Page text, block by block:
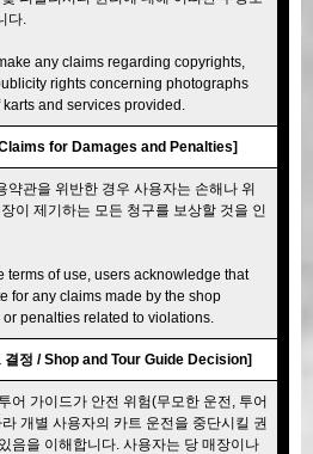
다.
any claims regarding copyrights,
rights concerning photographs
and services provided.
for Damages and Penalties]
약관을 위반한 경우 사용자는 손해나 위
이 제기하는 모든 청구를 보상할 것을 인
terms of use, users acknowledge that
for any claims made by the shop
penalties related to violations.
결정 / Shop and Tour Guide Decision]
어 가이드가 안전 위험(무모한 운전, 투어
개별 사용자의 카트 운전을 중단시킬 권
음을 이해합니다. 사용자는 당 매장이나